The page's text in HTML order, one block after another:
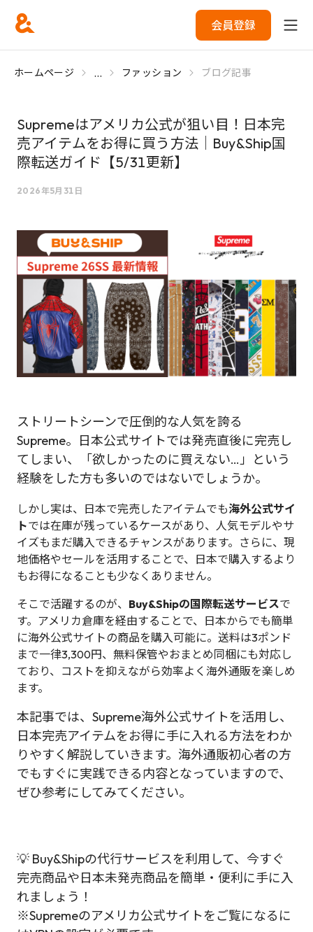
会員登録
ホームページ ... ファッション ブログ記事
Supremeはアメリカ公式が狙い目！日本完
売アイテムをお得に買う方法｜Buy&Ship国
際転送ガイド【5/31更新】
2026年5月31日
ストリートシーンで圧倒的な人気を誇る
Supreme。日本公式サイトでは発売直後に完売し
てしまい、「欲しかったのに買えない…」という
経験をした方も多いのではないでしょうか。
しかし実は、日本で完売したアイテムでも海外公式サイ
トでは在庫が残っているケースがあり、人気モデルやサ
イズもまだ購入できるチャンスがあります。さらに、現
地価格やセールを活用することで、日本で購入するより
もお得になることも少なくありません。
そこで活躍するのが、 Buy&Shipの国際転送サービスで
す。アメリカ倉庫を経由することで、日本からでも簡単
に海外公式サイトの商品を購入可能に。送料は3ポンド
まで一律3,300円、無料保管やおまとめ同梱にも対応し
ており、コストを抑えながら効率よく海外通販を楽しめ
ます。
本記事では、Supreme海外公式サイトを活用し、
日本完売アイテムをお得に手に入れる方法をわか
りやすく解説していきます。海外通販初心者の方
でもすぐに実践できる内容となっていますので、
ぜひ参考にしてみてください。
💡 Buy&Shipの代行サービスを利用して、今すぐ
完売商品や日本未発売商品を簡単・便利に手に入
れましょう！
※Supremeのアメリカ公式サイトをご覧になるに